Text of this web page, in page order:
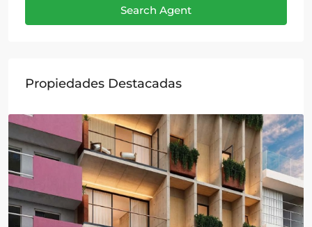
Search Agent
Propiedades Destacadas